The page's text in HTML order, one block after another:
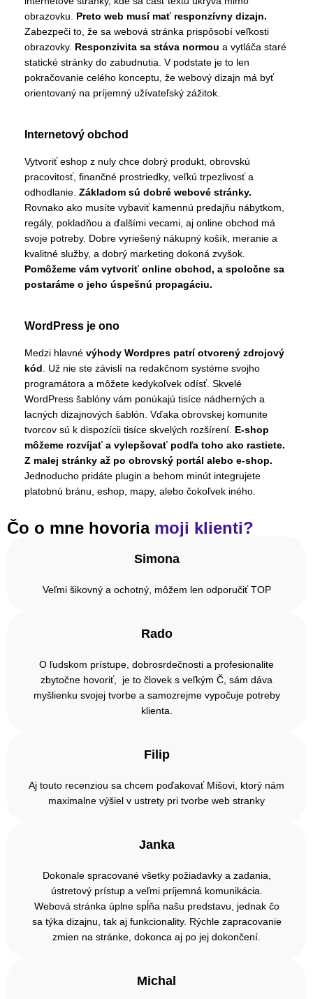
obrazovku. Preto web musí mať responzívny dizajn.
Zabezpeči to, že sa webová stránka prispôsobí veľkosti
obrazovky. Responzivita sa stáva normou a vytláča staré
statické stránky do zabudnutia. V podstate je to len
pokračovanie celého konceptu, že webový dizajn má byť
orientovaný na príjemný užívateľský zážitok.
Internetový obchod
Vytvoriť eshop z nuly chce dobrý produkt, obrovskú
pracovitosť, finančné prostriedky, veľkú trpezlivosť a
odhodlanie. Základom sú dobré webové stránky.
Rovnako ako musíte vybaviť kamennú predajňu nábytkom,
regály, pokladňou a ďalšími vecami, aj online obchod má
svoje potreby. Dobre vyriešený nákupný košík, meranie a
kvalitné služby, a dobrý marketing dokoná zvyšok.
Pomôžeme vám vytvoriť online obchod, a spoločne sa
postaráme o jeho úspešnú propagáciu.
WordPress je ono
Medzi hlavné výhody Wordpres patrí otvorený zdrojový
kód . Už nie ste závislí na redakčnom systéme svojho
programátora a môžete kedykoľvek odísť. Skvelé
WordPress šablóny vám ponúkajú tisíce nádherných a
lacných dizajnových šablón. Vďaka obrovskej komunite
tvorcov sú k dispozícii tisíce skvelých rozšírení. E-shop
môžeme rozvíjať a vylepšovať podľa toho ako rastiete.
Z malej stránky až po obrovský portál alebo e-shop.
Jednoducho pridáte plugin a behom minút integrujete
platobnú bránu, eshop, mapy, alebo čokoľvek iného.
Čo o mne hovoriamoji klienti?
Simona
Veľmi šikovný a ochotný, môžem len odporučiť TOP
Rado
O ľudskom prístupe, dobrosrdečnosti a profesionalite
zbytočne hovoriť, je to človek s veľkým Č, sám dáva
myšlienku svojej tvorbe a samozrejme vypočuje potreby
klienta.
Filip
Aj touto recenziou sa chcem poďakovať Mišovi, ktorý nám
maximalne výšiel v ustrety pri tvorbe web stranky
Janka
Dokonale spracované všetky požiadavky a zadania,
ústretový prístup a veľmi príjemná komunikácia.
Webová stránka úplne spĺňa našu predstavu, jednak čo
sa týka dizajnu, tak aj funkcionality. Rýchle zapracovanie
zmien na stránke, dokonca aj po jej dokončení.
Michal